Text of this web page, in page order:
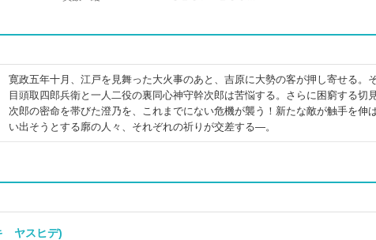
寛政五年十月、江戸を見舞った大火事のあと、吉原に大勢の客が押し寄せる。
目頭取四郎兵衛と一人二役の裏同心神守幹次郎は苦悩する。さらに困窮する切
次郎の密命を帯びた澄乃を、これまでにない危機が襲う！新たな敵が触手を伸
い出そうとする廓の人々、それぞれの祈りが交差する―。
ヤスヒデ)